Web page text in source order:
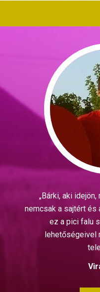
„Bárki, aki
nemcsak a sajtért és
ez a pici falu
lehetőségeivel